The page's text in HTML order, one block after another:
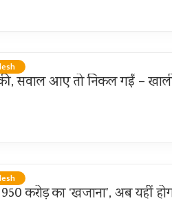
की, सवाल आए तो निकल गईं –
करोड़ का ‘खजाना’, अब यहीं